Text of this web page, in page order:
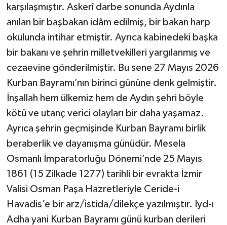
karşılaşmıştır. Askerî darbe sonunda Aydınla
anılan bir başbakan idâm edilmiş, bir bakan harp
okulunda intihar etmiştir. Ayrıca kabinedeki başka
bir bakanı ve şehrin milletvekilleri yargılanmış ve
cezaevine gönderilmiştir. Bu sene 27 Mayıs 2026
Kurban Bayramı’nın birinci gününe denk gelmiştir.
İnşallah hem ülkemiz hem de Aydın şehri böyle
kötü ve utanç verici olayları bir daha yaşamaz.
Ayrıca şehrin geçmişinde Kurban Bayramı birlik
beraberlik ve dayanışma günüdür. Mesela
Osmanlı İmparatorluğu Dönemi’nde 25 Mayıs
1861 (15 Zilkade 1277) tarihli bir evrakta İzmir
Valisi Osman Paşa Hazretleriyle Ceride-i
Havadis’e bir arz/istida/dilekçe yazılmıştır. Iyd-ı
Adha yani Kurban Bayramı günü kurban derileri